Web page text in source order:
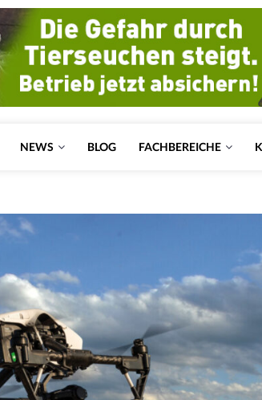
NEWS BLOG FACHBEREICHE